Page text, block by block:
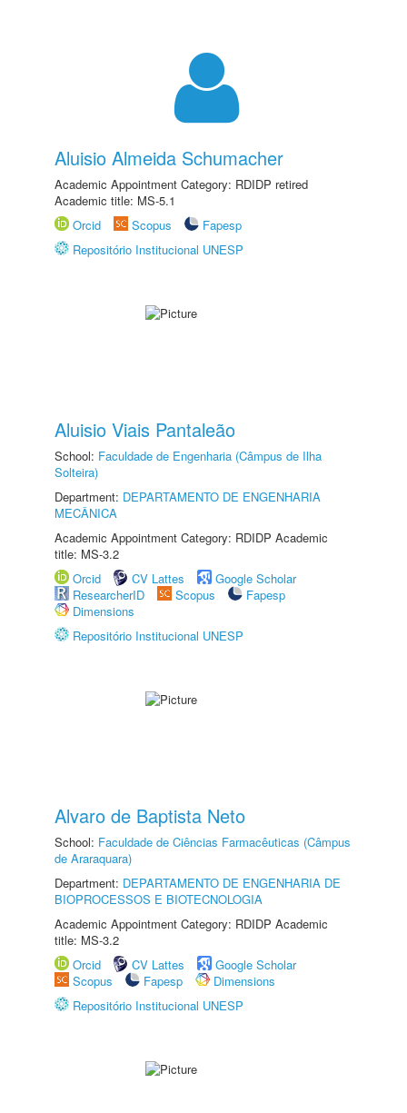
Aluisio Almeida Schumacher
Academic Appointment Category: RDIDP retired
Academic title: MS-5.1
Orcid
Scopus
Fapesp
Repositório Institucional UNESP
Aluisio Viais Pantaleão
School: Faculdade de Engenharia (Câmpus de Ilha
Solteira)
Department: DEPARTAMENTO DE ENGENHARIA
MECÂNICA
Academic Appointment Category: RDIDP Academic
title: MS-3.2
Orcid
CV Lattes
Google Scholar
ResearcherID
Scopus
Fapesp
Dimensions
Repositório Institucional UNESP
Alvaro de Baptista Neto
School: Faculdade de Ciências Farmacêuticas (Câmpus
de Araraquara)
Department: DEPARTAMENTO DE ENGENHARIA DE
BIOPROCESSOS E BIOTECNOLOGIA
Academic Appointment Category: RDIDP Academic
title: MS-3.2
Orcid
CV Lattes
Google Scholar
Scopus
Fapesp
Dimensions
Repositório Institucional UNESP